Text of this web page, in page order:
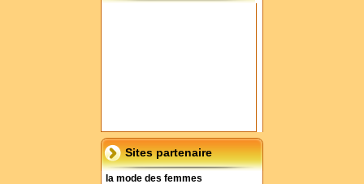
Sites partenaire
la mode des femmes